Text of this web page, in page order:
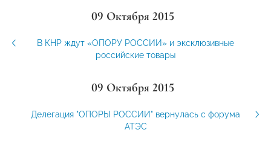
09 Октября 2015
В КНР ждут «ОПОРУ РОССИИ» и эксклюзивные
российские товары
09 Октября 2015
Делегация "ОПОРЫ РОССИИ" вернулась с форума
АТЭС